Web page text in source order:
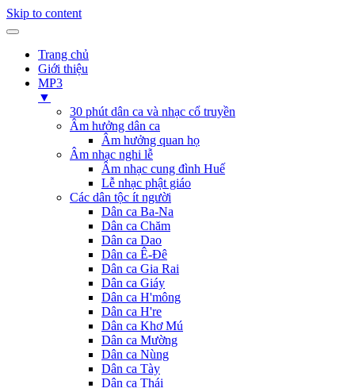
Skip to content
Trang chủ
Giới thiệu
MP3
▼
30 phút dân ca và nhạc cổ truyền
Âm hưởng dân ca
Âm hưởng quan họ
Âm nhạc nghi lễ
Âm nhạc cung đình Huế
Lễ nhạc phật giáo
Các dân tộc ít người
Dân ca Ba-Na
Dân ca Chăm
Dân ca Dao
Dân ca Ê-Đê
Dân ca Gia Rai
Dân ca Giáy
Dân ca H'mông
Dân ca H're
Dân ca Khơ Mú
Dân ca Mường
Dân ca Nùng
Dân ca Tày
Dân ca Thái